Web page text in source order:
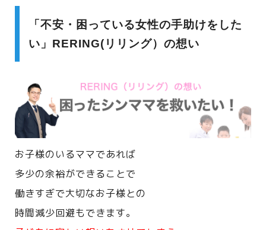
「不安・困っている女性の手助けをした
い」RERING(リリング）の想い
お子様のいるママであれば
多少の余裕ができることで
働きすぎで大切なお子様との
時間減少回避もできます。